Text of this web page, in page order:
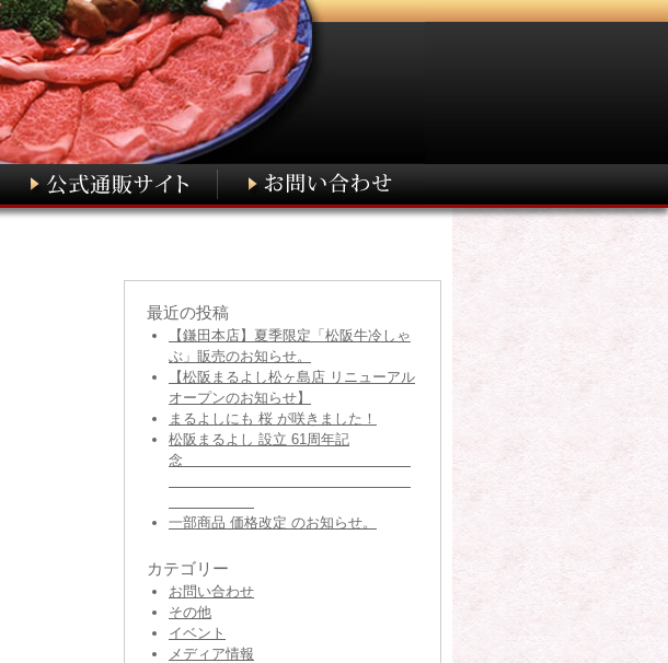
最近の投稿
【鎌田本店】夏季限定「松阪牛冷しゃ
ぶ」販売のお知らせ。
【松阪まるよし松ヶ島店 リニューアル
オープンのお知らせ】
まるよしにも 桜 が咲きました！
松阪まるよし 設立 61周年記
念
一部商品 価格改定 のお知らせ。
カテゴリー
お問い合わせ
その他
イベント
メディア情報